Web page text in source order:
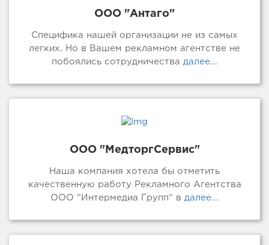
ООО "Антаго"
Специфика нашей организации не из самых
легких. Но в Вашем рекламном агентстве не
побоялись сотрудничества далее...
ООО "МедторгСервис"
Наша компания хотела бы отметить
качественную работу Рекламного Агентства
ООО ”Интермедиа Групп“ в далее...